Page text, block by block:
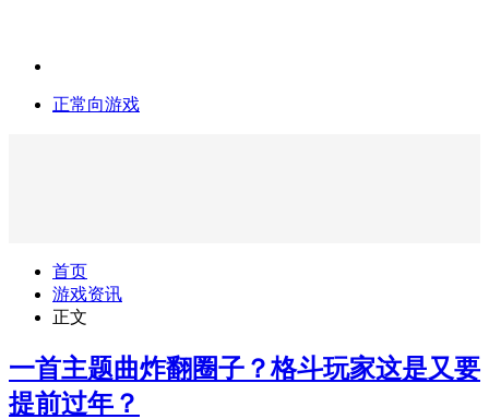
正常向游戏
首页
游戏资讯
正文
一首主题曲炸翻圈子？格斗玩家这是又要
提前过年？